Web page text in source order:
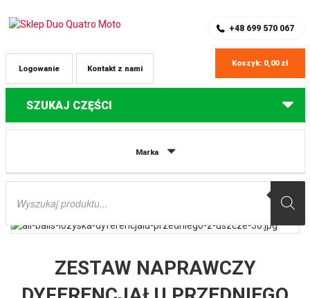
+48 699 570 067
Kontakt z nami
Logowanie
Koszyk: 0,00 zł
SZUKAJ CZĘŚCI
Marka
Wyszukiwarka
Części do quadów Polaris
TURBO ’16, XP 4 1000 ’17 ALL BALLS
ZESTAW NAPRAWCZY